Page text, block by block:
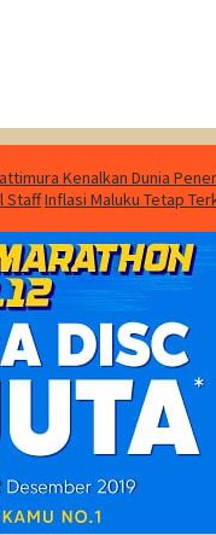
Kenalkan Dunia
StaffInflasi Maluku Tetap